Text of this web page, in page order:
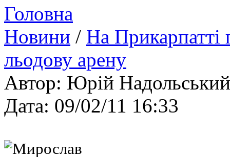
Головна
Новини / На Прикарпатті
льодову арену
Автор: Юрій Надольський
Дата: 09/02/11 16:33